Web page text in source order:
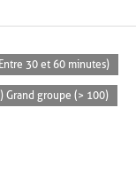
30 et 60 minutes)
Grand groupe (> 100)